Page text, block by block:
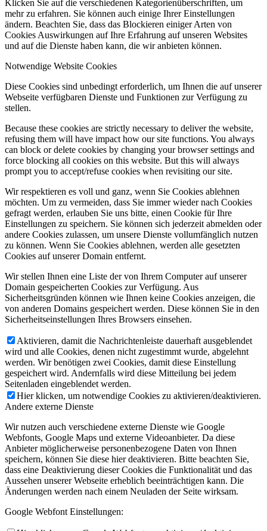
Klicken Sie auf die verschiedenen Kategorienüberschriften, um
mehr zu erfahren. Sie können auch einige Ihrer Einstellungen
ändern. Beachten Sie, dass das Blockieren einiger Arten von
Cookies Auswirkungen auf Ihre Erfahrung auf unseren Websites
und auf die Dienste haben kann, die wir anbieten können.
Notwendige Website Cookies
Diese Cookies sind unbedingt erforderlich, um Ihnen die auf unserer
Webseite verfügbaren Dienste und Funktionen zur Verfügung zu
stellen.
Because these cookies are strictly necessary to deliver the website,
refusing them will have impact how our site functions. You always
can block or delete cookies by changing your browser settings and
force blocking all cookies on this website. But this will always
prompt you to accept/refuse cookies when revisiting our site.
Wir respektieren es voll und ganz, wenn Sie Cookies ablehnen
möchten. Um zu vermeiden, dass Sie immer wieder nach Cookies
gefragt werden, erlauben Sie uns bitte, einen Cookie für Ihre
Einstellungen zu speichern. Sie können sich jederzeit abmelden oder
andere Cookies zulassen, um unsere Dienste vollumfänglich nutzen
zu können. Wenn Sie Cookies ablehnen, werden alle gesetzten
Cookies auf unserer Domain entfernt.
Wir stellen Ihnen eine Liste der von Ihrem Computer auf unserer
Domain gespeicherten Cookies zur Verfügung. Aus
Sicherheitsgründen können wie Ihnen keine Cookies anzeigen, die
von anderen Domains gespeichert werden. Diese können Sie in den
Sicherheitseinstellungen Ihres Browsers einsehen.
Aktivieren, damit die Nachrichtenleiste dauerhaft ausgeblendet
wird und alle Cookies, denen nicht zugestimmt wurde, abgelehnt
werden. Wir benötigen zwei Cookies, damit diese Einstellung
gespeichert wird. Andernfalls wird diese Mitteilung bei jedem
Seitenladen eingeblendet werden.
Hier klicken, um notwendige Cookies zu aktivieren/deaktivieren.
Andere externe Dienste
Wir nutzen auch verschiedene externe Dienste wie Google
Webfonts, Google Maps und externe Videoanbieter. Da diese
Anbieter möglicherweise personenbezogene Daten von Ihnen
speichern, können Sie diese hier deaktivieren. Bitte beachten Sie,
dass eine Deaktivierung dieser Cookies die Funktionalität und das
Aussehen unserer Webseite erheblich beeinträchtigen kann. Die
Änderungen werden nach einem Neuladen der Seite wirksam.
Google Webfont Einstellungen: